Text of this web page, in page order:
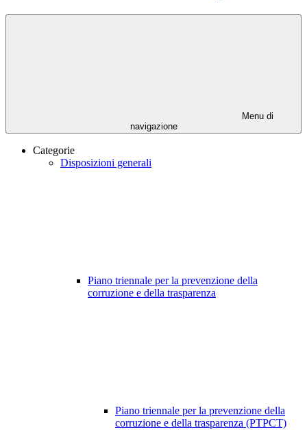
Menu di
navigazione
Categorie
Disposizioni generali
Piano triennale per la prevenzione della
corruzione e della trasparenza
Piano triennale per la prevenzione della
corruzione e della trasparenza (PTPCT)